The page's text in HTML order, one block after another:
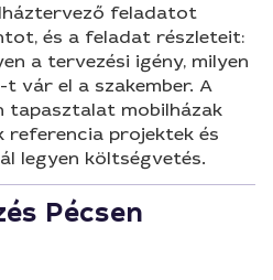
feladatot
és a feladat részleteit:
a tervezési igény, milyen
vár el a szakember. A
tapasztalat mobilházak
referencia projektek és
legyen költségvetés.
Pécsen